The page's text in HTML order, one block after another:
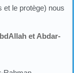
et le protège) nous
et Abdar-